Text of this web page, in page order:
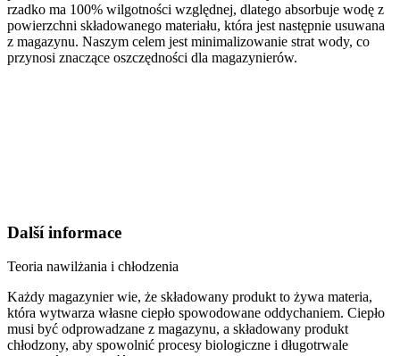
rzadko ma 100% wilgotności względnej, dlatego absorbuje wodę z
powierzchni składowanego materiału, która jest następnie usuwana
z magazynu. Naszym celem jest minimalizowanie strat wody, co
przynosi znaczące oszczędności dla magazynierów.
Další informace
Teoria nawilżania i chłodzenia
Każdy magazynier wie, że składowany produkt to żywa materia,
która wytwarza własne ciepło spowodowane oddychaniem. Ciepło
musi być odprowadzane z magazynu, a składowany produkt
chłodzony, aby spowolnić procesy biologiczne i długotrwale